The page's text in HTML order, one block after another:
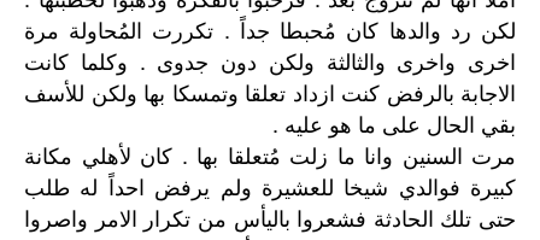
لكن رد والدها كان مُحبطا جداً . تكررت المُحاولة مرة
اخرى واخرى والثالثة ولكن دون جدوى . وكلما كانت
الاجابة بالرفض كنت ازداد تعلقا وتمسكا بها ولكن للأسف
بقي الحال على ما هو عليه .
مرت السنين وانا ما زلت مُتعلقا بها . كان لأهلي مكانة
كبيرة فوالدي شيخا للعشيرة ولم يرفض احداً له طلب
حتى تلك الحادثة فشعروا باليأس من تكرار الامر واصروا